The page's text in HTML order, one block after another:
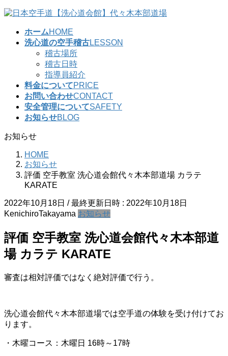
コ
ナ
ホームHOME
洗心道の空手稽古LESSON
稽古場所
稽古日時
指導員紹介
料金についてPRICE
お問い合わせCONTACT
安全管理についてSAFETY
お知らせBLOG
お知らせ
HOME
お知らせ
評価 空手教室 洗心道会館代々木本部道場 カラテ
KARATE
2022年10月18日 / 最終更新日時 : 2022年10月18日
KenichiroTakayama お知らせ
評価 空手教室 洗心道会館代々木本部道
場 カラテ KARATE
審査は相対評価ではなく絶対評価で行う。
洗心道会館代々木本部道場では空手道の体験を受け付けてお
ります。
・木曜コース：木曜日 16時～17時